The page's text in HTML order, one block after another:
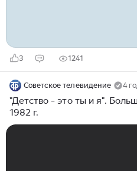
3 1241
Советское телевидение 4
"Детство - это ты и я".
1982 г.